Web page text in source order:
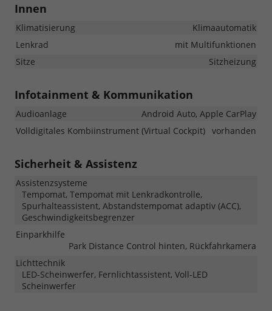
Innen
Klimatisierung
Klimaautomatik
Lenkrad
mit Multifunktionen
Sitze
Sitzheizung
Infotainment & Kommunikation
Audioanlage
Android Auto, Apple CarPlay
Volldigitales Kombiinstrument (Virtual Cockpit) vorhanden
Sicherheit & Assistenz
Assistenzsysteme
Tempomat, Tempomat mit Lenkradkontrolle,
Spurhalteassistent, Abstandstempomat adaptiv (ACC),
Geschwindigkeitsbegrenzer
Einparkhilfe
Park Distance Control hinten, Rückfahrkamera
Lichttechnik
LED-Scheinwerfer, Fernlichtassistent, Voll-LED
Scheinwerfer